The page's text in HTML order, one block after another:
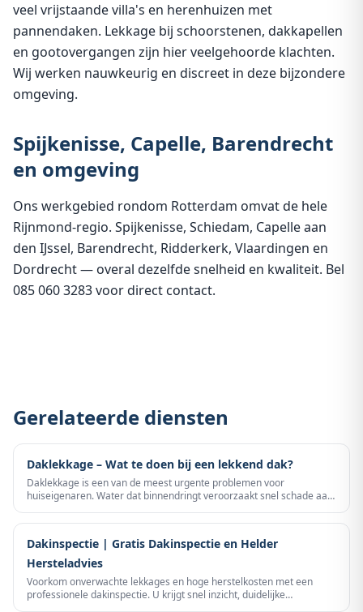
veel vrijstaande villa's en herenhuizen met
pannendaken. Lekkage bij schoorstenen, dakkapellen
en gootovergangen zijn hier veelgehoorde klachten.
Wij werken nauwkeurig en discreet in deze bijzondere
omgeving.
Spijkenisse, Capelle, Barendrecht
en omgeving
Ons werkgebied rondom Rotterdam omvat de hele
Rijnmond-regio. Spijkenisse, Schiedam, Capelle aan
den IJssel, Barendrecht, Ridderkerk, Vlaardingen en
Dordrecht — overal dezelfde snelheid en kwaliteit. Bel
085 060 3283 voor direct contact.
Gerelateerde diensten
Daklekkage – Wat te doen bij een lekkend dak?
Daklekkage is een van de meest urgente problemen voor
huiseigenaren. Water dat binnendringt veroorzaakt snel schade aan
Dakinspectie | Gratis Dakinspectie en Helder
Hersteladvies
Voorkom onverwachte lekkages en hoge herstelkosten met een
professionele dakinspectie. U krijgt snel inzicht, duidelijke